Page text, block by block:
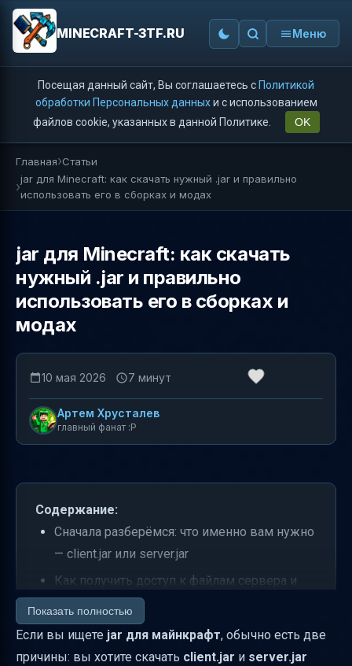
MINECRAFT-3TF.RU Меню
Посещая данный сайт, Вы соглашаетесь с Политикой
обработки Персональных данныхи с использованием
файлов cookie, указанных в данной Политике.
OK
Главная Статьи
jar для Minecraft: как скачать нужный .jar и правильно
использовать его в сборках и модах
jar для Minecraft: как скачать
нужный .jar и правильно
использовать его в сборках и
модах
10 мая 2026 7 минут
Артем Хрусталев
главный фанат :P
Содержание:
Сначала разберёмся: что именно вам нужно
— client.jar или server.jar
Как получить доступ к файлам сервера и
клиента для разных версий
Что означает “piston-data.mojang.com” в URL
Какие версии доступны для загрузки и как
Показать полностью
Если вы ищете jar для майнкрафт, обычно есть две
причины: вы хотите скачать client.jar и server.jar